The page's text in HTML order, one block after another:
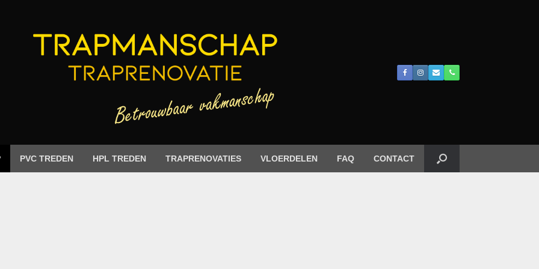
PVC TREDEN HPL TREDEN TRAPRENOVATIES VLOERDELEN FAQ CONTACT